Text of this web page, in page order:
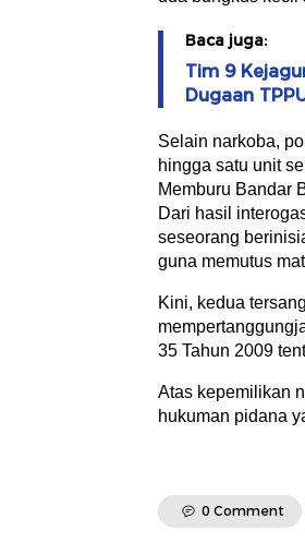
Baca juga:
Tim 9
Dugaan
Selain narkoba,
hingga satu unit
Memburu Bandar
Dari hasil
seseorang
guna memutus
Kini, kedua
35 Tahun 2009
Atas kepemilikan
hukuman pidana
0 Comment